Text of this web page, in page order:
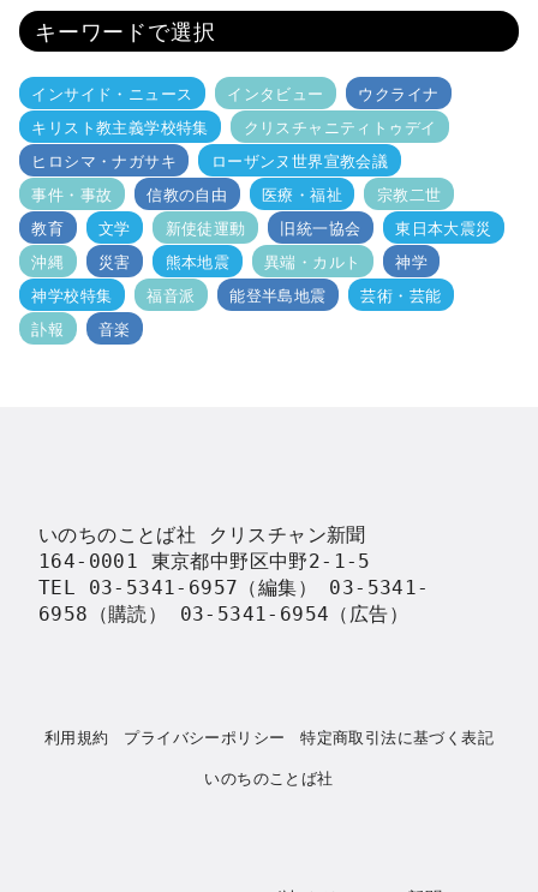
キーワードで選択
インサイド・ニュース インタビュー
ウクライナ
キリスト教主義学校特集
クリスチャニティトゥデイ
ヒロシマ・ナガサキ
ローザンヌ世界宣教会議
事件・事故
信教の自由 医療・福祉
宗教二世
教育
文学 新使徒運動 旧統一協会
東日本大震災
沖縄
災害 熊本地震 異端・カルト
神学
神学校特集
福音派 能登半島地震
芸術・芸能
訃報
音楽
いのちのことば社 クリスチャン新聞
164-0001 東京都中野区中野2-1-5
TEL 03-5341-6957（編集） 03-5341-
6958（購読） 03-5341-6954（広告）
利用規約 プライバシーポリシー
特定商取引法に基づく表記
いのちのことば社